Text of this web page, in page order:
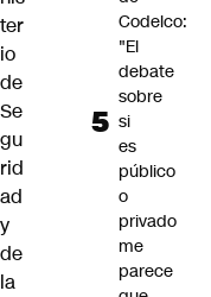
ter
io
de
Se
gu
rid
ad
y
de
la
Codelco:
"El
debate
sobre
si
es
público
o
privado
me
parece